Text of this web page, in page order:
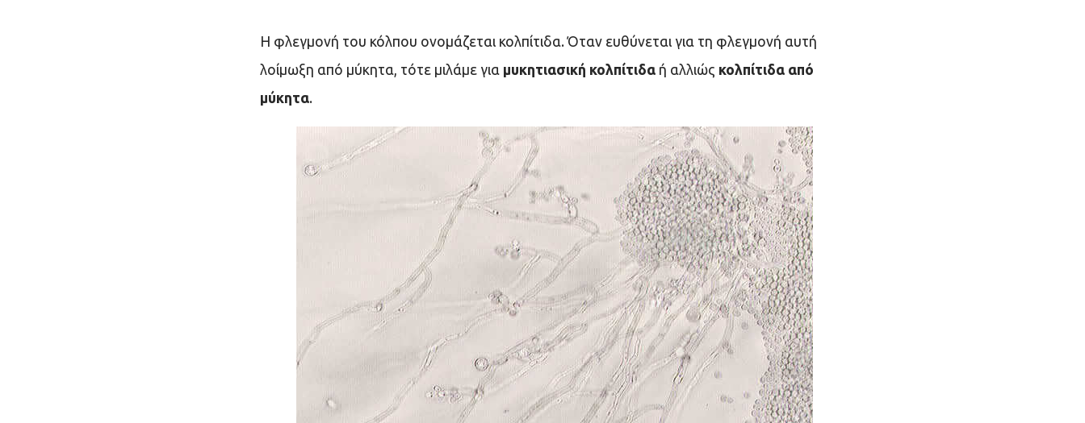
Η φλεγμονή του κόλπου ονομάζεται κολπίτιδα. Όταν ευθύνεται για τη φλεγμονή αυτή
λοίμωξη από μύκητα, τότε μιλάμε για μυκητιασική κολπίτιδα ή αλλιώς κολπίτιδα από
μύκητα.